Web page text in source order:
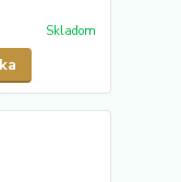
Skladom